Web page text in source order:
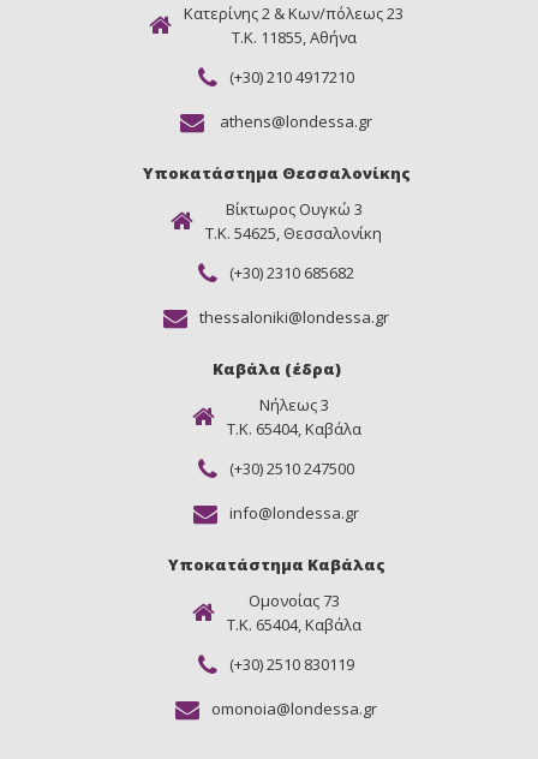
Κατερίνης 2 & Κων/πόλεως 23
Τ.Κ. 11855, Αθήνα
(+30) 210 4917210
athens@londessa.gr
Υποκατάστημα Θεσσαλονίκης
Βίκτωρος Ουγκώ 3
Τ.Κ. 54625, Θεσσαλονίκη
(+30) 2310 685682
thessaloniki@londessa.gr
Καβάλα (έδρα)
Νήλεως 3
Τ.Κ. 65404, Καβάλα
(+30) 2510 247500
info@londessa.gr
Υποκατάστημα Καβάλας
Ομονοίας 73
Τ.Κ. 65404, Καβάλα
(+30) 2510 830119
omonoia@londessa.gr